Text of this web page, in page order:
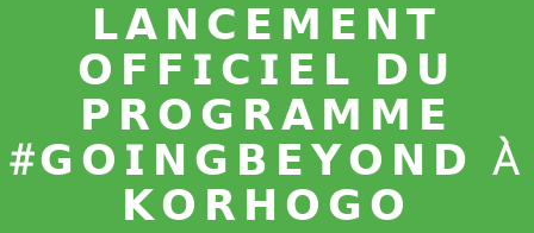
ACCUEIL
PRESENTATION
NOS PROGRAMMES
AY-SOLUTIONS
𝗟𝗔𝗡𝗖𝗘𝗠𝗘𝗡𝗧
𝗢𝗙𝗙𝗜𝗖𝗜𝗘𝗟 𝗗𝗨
𝗣𝗥𝗢𝗚𝗥𝗔𝗠𝗠𝗘
#𝗚𝗢𝗜𝗡𝗚𝗕𝗘𝗬𝗢𝗡𝗗 À
𝗞𝗢𝗥𝗛𝗢𝗚𝗢